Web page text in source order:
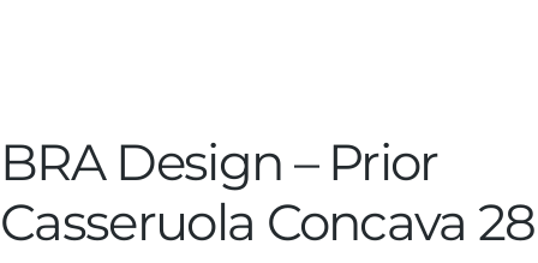
BRA Design – Prior
Casseruola Concava 28